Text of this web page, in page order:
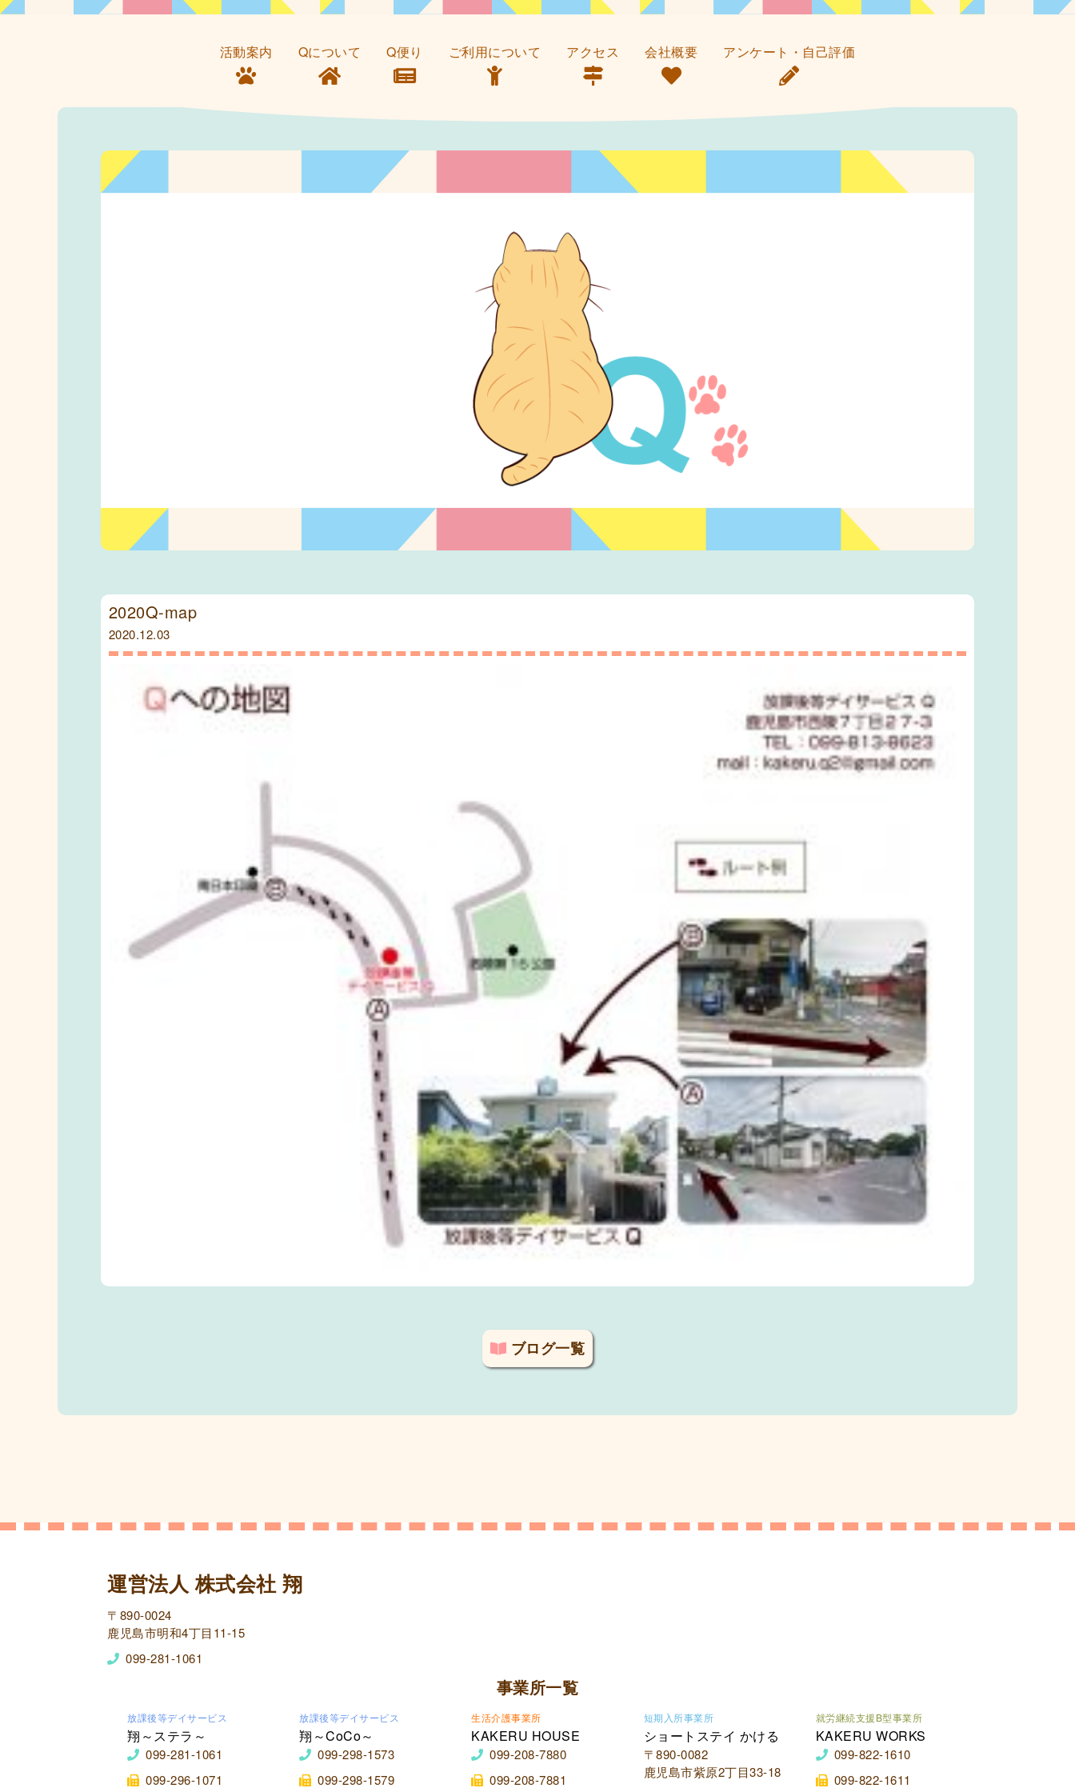
活動案内 Qについて Q便り ご利用について アクセス 会社概要 アンケート・自己評価
2020Q-map
2020.12.03
ブログ一覧
運営法人 株式会社 翔
〒890-0024
鹿児島市明和4丁目11-15
099-281-1061
事業所一覧
放課後等デイサービス
翔～ステラ～
099-281-1061
099-296-1071
放課後等デイサービス
翔～CoCo～
099-298-1573
099-298-1579
生活介護事業所
KAKERU HOUSE
099-208-7880
099-208-7881
短期入所事業所
ショートステイ かける
〒890-0082
鹿児島市紫原2丁目33-18
就労継続支援B型事業所
KAKERU WORKS
099-822-1610
099-822-1611